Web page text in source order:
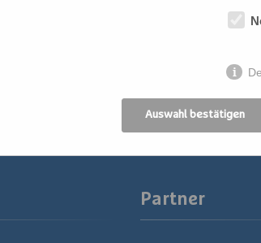
Partner
Auswahl bestätigen